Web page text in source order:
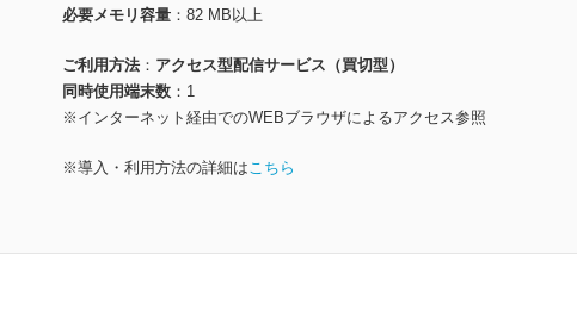
必要メモリ容量
82 MB以上
ご利用方法
アクセス型配信サービス（買切型）
同時使用端末数
1
※インターネット経由でのWEBブラウザによるアクセス参照
※導入・利用方法の詳細はこちら